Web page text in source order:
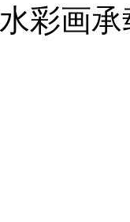
彩画承